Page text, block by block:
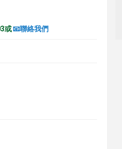
或📧聯絡我們